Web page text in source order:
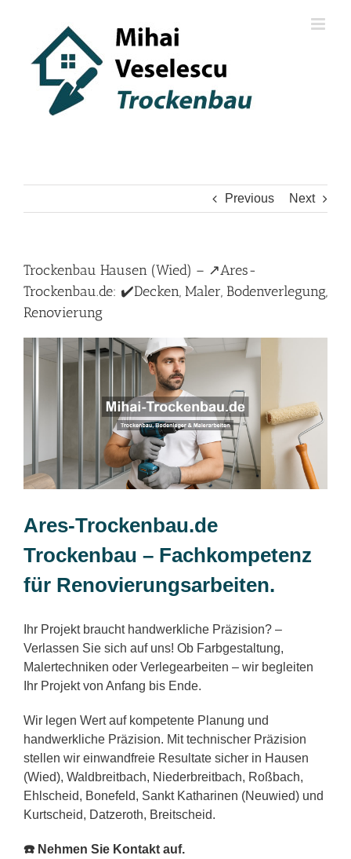
Previous Next
Trockenbau Hausen (Wied) – ↗️Ares-
Trockenbau.de: ✔️Decken, Maler, Bodenverlegung,
Renovierung
Ares-Trockenbau.de
Trockenbau – Fachkompetenz
für Renovierungsarbeiten.
Ihr Projekt braucht handwerkliche Präzision? –
Verlassen Sie sich auf uns! Ob Farbgestaltung,
Malertechniken oder Verlegearbeiten – wir begleiten
Ihr Projekt von Anfang bis Ende.
Wir legen Wert auf kompetente Planung und
handwerkliche Präzision. Mit technischer Präzision
stellen wir einwandfreie Resultate sicher in Hausen
(Wied), Waldbreitbach, Niederbreitbach, Roßbach,
Ehlscheid, Bonefeld, Sankt Katharinen (Neuwied) und
Kurtscheid, Datzeroth, Breitscheid.
☎️ Nehmen Sie Kontakt auf.